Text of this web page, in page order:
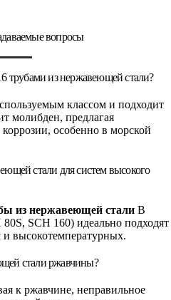
вопросы
трубами из нержавеющей стали?
классом и подходит
молибден, предлагая
особенно в морской
стали для систем высокого
из нержавеющей стали В
SCH 160) идеально подходят
и высокотемпературных.
стали ржавчины?
к ржавчине, неправильное